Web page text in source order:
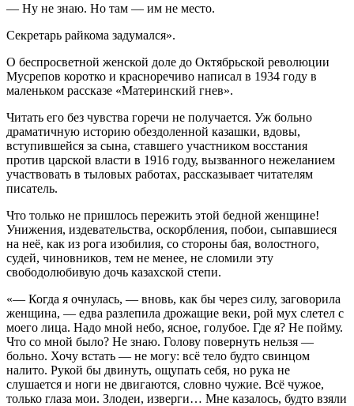
— Ну не знаю. Но там — им не место.
Секретарь райкома задумался».
О беспросветной женской доле до Октябрьской революции
Мусрепов коротко и красноречиво написал в 1934 году в
маленьком рассказе «Материнский гнев».
Читать его без чувства горечи не получается. Уж больно
драматичную историю обездоленной казашки, вдовы,
вступившейся за сына, ставшего участником восстания
против царской власти в 1916 году, вызванного нежеланием
участвовать в тыловых работах, рассказывает читателям
писатель.
Что только не пришлось пережить этой бедной женщине!
Унижения, издевательства, оскорбления, побои, сыпавшиеся
на неё, как из рога изобилия, со стороны бая, волостного,
судей, чиновников, тем не менее, не сломили эту
свободолюбивую дочь казахской степи.
«— Когда я очнулась, — вновь, как бы через силу, заговорила
женщина, — едва разлепила дрожащие веки, рой мух слетел с
моего лица. Надо мной небо, ясное, голубое. Где я? Не пойму.
Что со мной было? Не знаю. Голову повернуть нельзя —
больно. Хочу встать — не могу: всё тело будто свинцом
налито. Рукой бы двинуть, ощупать себя, но рука не
слушается и ноги не двигаются, словно чужие. Всё чужое,
только глаза мои. Злодеи, изверги… Мне казалось, будто взяли